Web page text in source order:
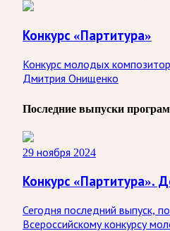
Конкурс «Партитура»
Конкурс молодых
Дмитрия Онищенко
Последние выпуски
29 ноября 2024
Конкурс «Партитура».
Сегодня последний выпуск,
Всероссийскому конкурсу